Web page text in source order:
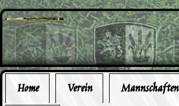
Home Verein Mannschaften